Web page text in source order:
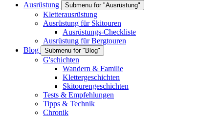
Ausrüstung
Submenu for "Ausrüstung"
Kletterausrüstung
Ausrüstung für Skitouren
Ausrüstungs-Checkliste
Ausrüstung für Bergtouren
Blog
Submenu for "Blog"
G'schichten
Wandern & Familie
Klettergeschichten
Skitourengeschichten
Tests & Empfehlungen
Tipps & Technik
Chronik